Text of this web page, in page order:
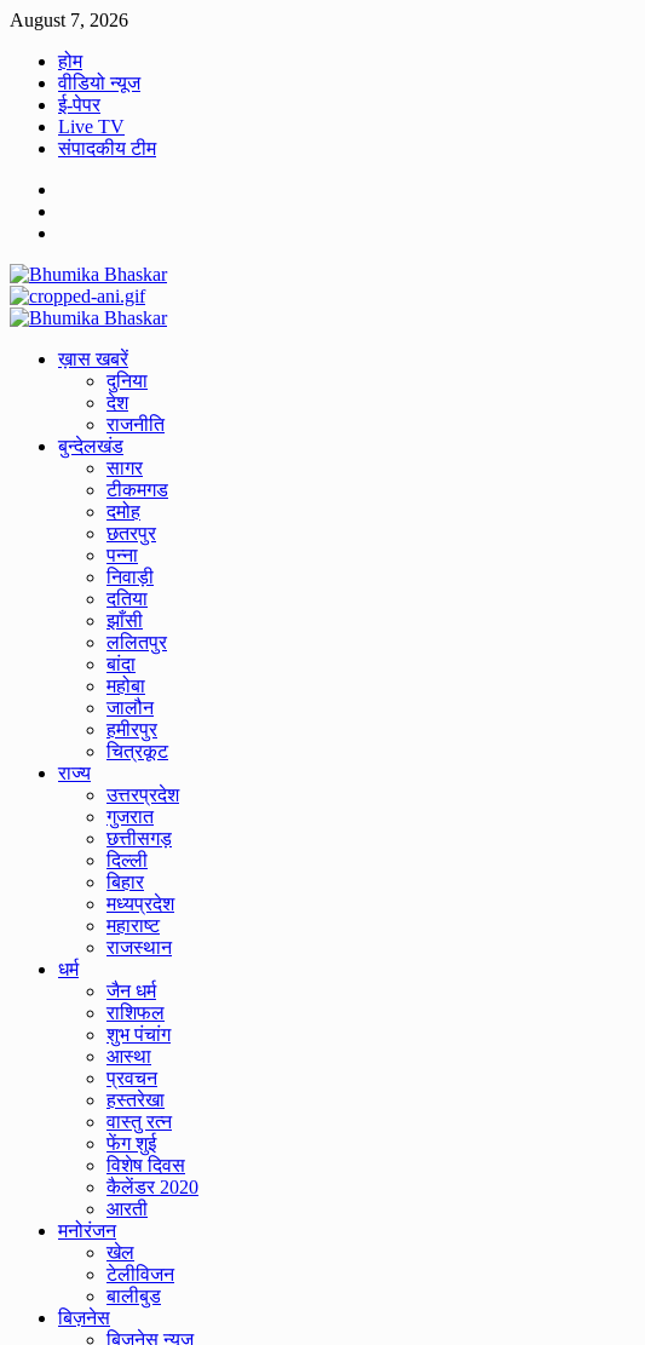
Skip
content
August 7, 2026
होम
वीडियो न्यूज
ई-पेपर
Live TV
संपादकीय टीम
Primary
ख़ास खबरें
दुनिया
देश
राजनीति
बुन्देलखंड
सागर
टीकमगड
दमोह
छतरपुर
पन्ना
निवाड़ी
दतिया
झाँसी
ललितपुर
बांदा
महोबा
जालौन
हमीरपुर
चित्रकूट
राज्य
उत्तरप्रदेश
गुजरात
छत्तीसगड़
दिल्ली
बिहार
मध्यप्रदेश
महाराष्ट
राजस्थान
धर्म
जैन धर्म
राशिफल
शुभ पंचांग
आस्था
प्रवचन
हस्तरेखा
वास्तु रत्न
फेंग शुई
विशेष दिवस
कैलेंडर 2020
आरती
मनोरंजन
खेल
टेलीविजन
बालीबुड
बिज़नेस
बिजनेस न्यूज़